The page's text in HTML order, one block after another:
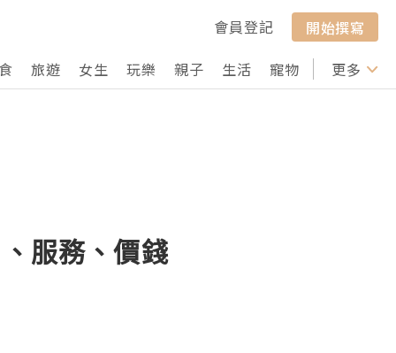
會員登記
開始撰寫
旅遊 女生 玩樂 親子 生活 寵物 行山 打卡
更多
服務、價錢